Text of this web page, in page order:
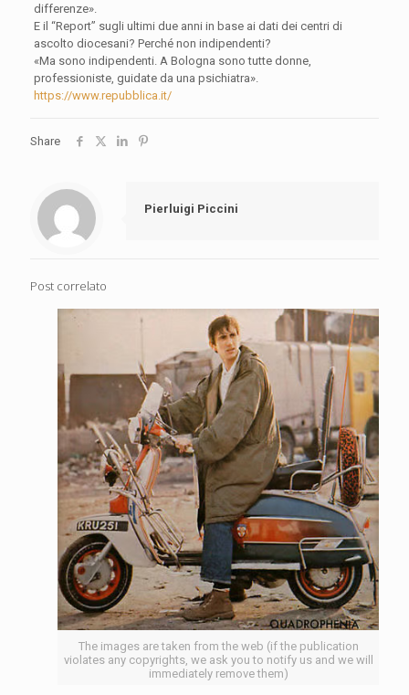
differenze».
E il “Report” sugli ultimi due anni in base ai dati dei centri di
ascolto diocesani? Perché non indipendenti?
«Ma sono indipendenti. A Bologna sono tutte donne,
professioniste, guidate da una psichiatra».
https://www.repubblica.it/
Share
Pierluigi Piccini
Post correlato
The images are taken from the web (if the publication
violates any copyrights, we ask you to notify us and we will
immediately remove them)